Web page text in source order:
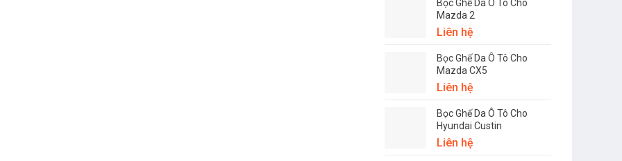
Bọc Ghế Da Ô Tô Cho
Mazda 2
Liên hệ
Bọc Ghế Da Ô Tô Cho
Mazda CX5
Liên hệ
Bọc Ghế Da Ô Tô Cho
Hyundai Custin
Liên hệ